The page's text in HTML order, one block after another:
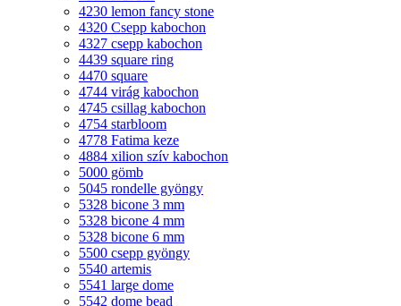
4230 lemon fancy stone
4320 Csepp kabochon
4327 csepp kabochon
4439 square ring
4470 square
4744 virág kabochon
4745 csillag kabochon
4754 starbloom
4778 Fatima keze
4884 xilion szív kabochon
5000 gömb
5045 rondelle gyöngy
5328 bicone 3 mm
5328 bicone 4 mm
5328 bicone 6 mm
5500 csepp gyöngy
5540 artemis
5541 large dome
5542 dome bead